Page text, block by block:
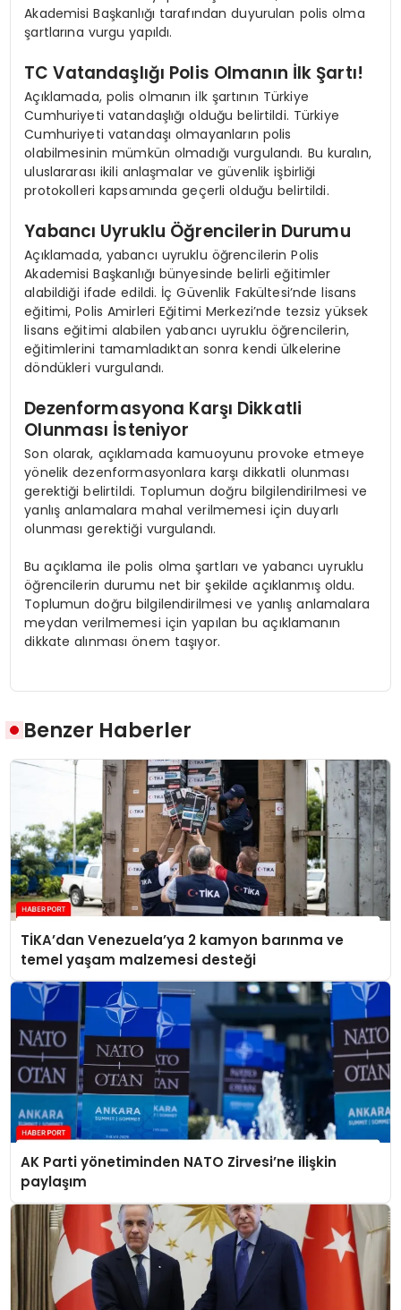
Akademisi Başkanlığı tarafından duyurulan polis olma
şartlarına vurgu yapıldı.
TC Vatandaşlığı Polis Olmanın İlk Şartı!
Açıklamada, polis olmanın ilk şartının Türkiye
Cumhuriyeti vatandaşlığı olduğu belirtildi. Türkiye
Cumhuriyeti vatandaşı olmayanların polis
olabilmesinin mümkün olmadığı vurgulandı. Bu kuralın,
uluslararası ikili anlaşmalar ve güvenlik işbirliği
protokolleri kapsamında geçerli olduğu belirtildi.
Yabancı Uyruklu Öğrencilerin Durumu
Açıklamada, yabancı uyruklu öğrencilerin Polis
Akademisi Başkanlığı bünyesinde belirli eğitimler
alabildiği ifade edildi. İç Güvenlik Fakültesi’nde lisans
eğitimi, Polis Amirleri Eğitimi Merkezi’nde tezsiz yüksek
lisans eğitimi alabilen yabancı uyruklu öğrencilerin,
eğitimlerini tamamladıktan sonra kendi ülkelerine
döndükleri vurgulandı.
Dezenformasyona Karşı Dikkatli
Olunması İsteniyor
Son olarak, açıklamada kamuoyunu provoke etmeye
yönelik dezenformasyonlara karşı dikkatli olunması
gerektiği belirtildi. Toplumun doğru bilgilendirilmesi ve
yanlış anlamalara mahal verilmemesi için duyarlı
olunması gerektiği vurgulandı.
Bu açıklama ile polis olma şartları ve yabancı uyruklu
öğrencilerin durumu net bir şekilde açıklanmış oldu.
Toplumun doğru bilgilendirilmesi ve yanlış anlamalara
meydan verilmemesi için yapılan bu açıklamanın
dikkate alınması önem taşıyor.
Benzer Haberler
TİKA’dan Venezuela’ya 2 kamyon barınma ve
temel yaşam malzemesi desteği
AK Parti yönetiminden NATO Zirvesi’ne ilişkin
paylaşım